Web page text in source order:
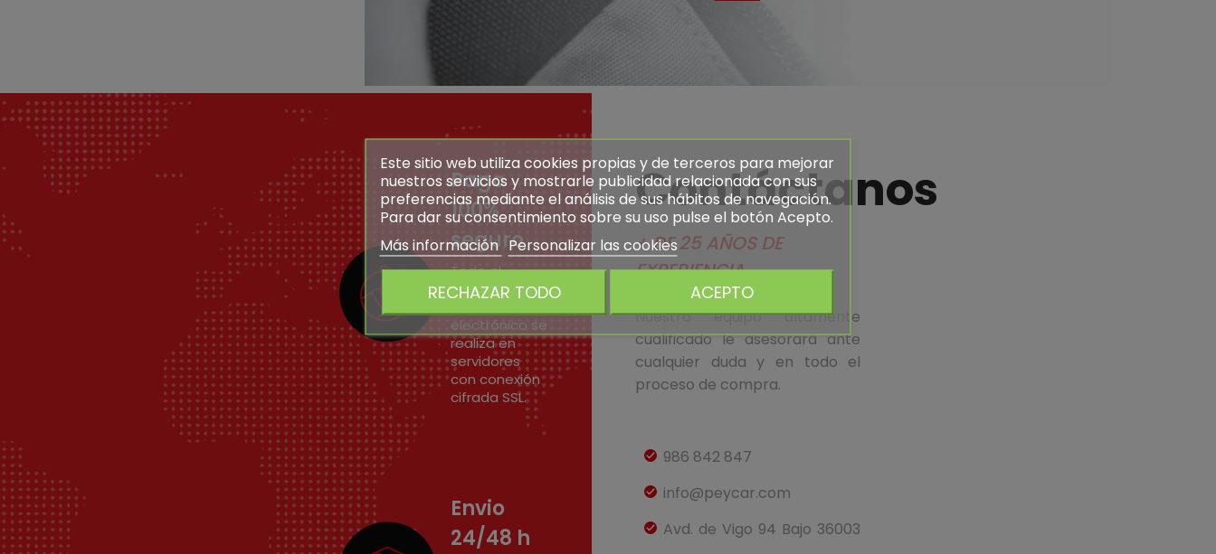
Pago
100%
seguro
Todo el
proceso de
electrónico se
realiza en
servidores
con conexión
cifrada SSL.
Envio
24/48 h
Contáctanos
+ DE 25 AÑOS DE
EXPERIENCIA
Nuestro equipo altamente
cualificado le asesorará ante
cualquier duda y en todo el
proceso de compra.
986 842 847
info@peycar.com
Avd. de Vigo 94 Bajo 36003
Este sitio web utiliza cookies propias y de terceros para mejorar
nuestros servicios y mostrarle publicidad relacionada con sus
preferencias mediante el análisis de sus hábitos de navegación.
Para dar su consentimiento sobre su uso pulse el botón Acepto.
Más información Personalizar las cookies
RECHAZAR TODO ACEPTO